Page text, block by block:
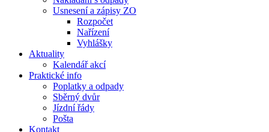
Usnesení a zápisy ZO
Rozpočet
Nařízení
Vyhlášky
Aktuality
Kalendář akcí
Praktické info
Poplatky a odpady
Sběrný dvůr
Jízdní řády
Pošta
Kontakt